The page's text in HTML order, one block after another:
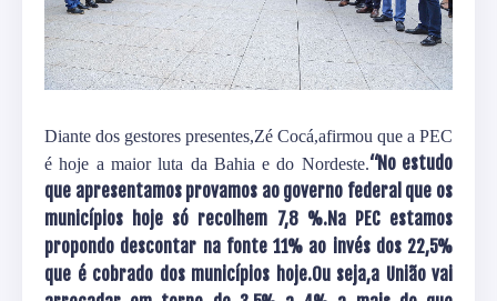
Diante dos gestores presentes,Zé Cocá,afirmou que a PEC
é hoje a maior luta da Bahia e do Nordeste.“No estudo
que apresentamos provamos ao governo federal que os
municípios hoje só recolhem 7,8 %.Na PEC estamos
propondo descontar na fonte 11% ao invés dos 22,5%
que é cobrado dos municípios hoje.Ou seja,a União vai